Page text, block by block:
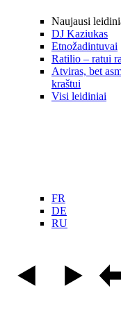
Naujausi
DJ Kaziukas
Etnožadintuvai
Ratilio – ratui
Atviras, bet
kraštui
Visi leidiniai
FR
DE
RU